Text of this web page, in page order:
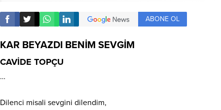
ABONE OL
KAR BEYAZDI BENİM SEVGİM
CAVİDE TOPÇU
…
Dilenci misali sevgini dilendim,